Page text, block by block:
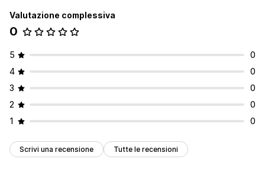
Valutazione complessiva
0
5
0
4
0
3
0
2
0
1
0
Scrivi una recensione Tutte le recensioni